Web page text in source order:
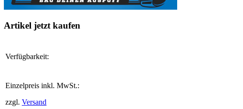
Artikel jetzt kaufen
Verfügbarkeit:
Einzelpreis inkl. MwSt.:
zzgl. Versand